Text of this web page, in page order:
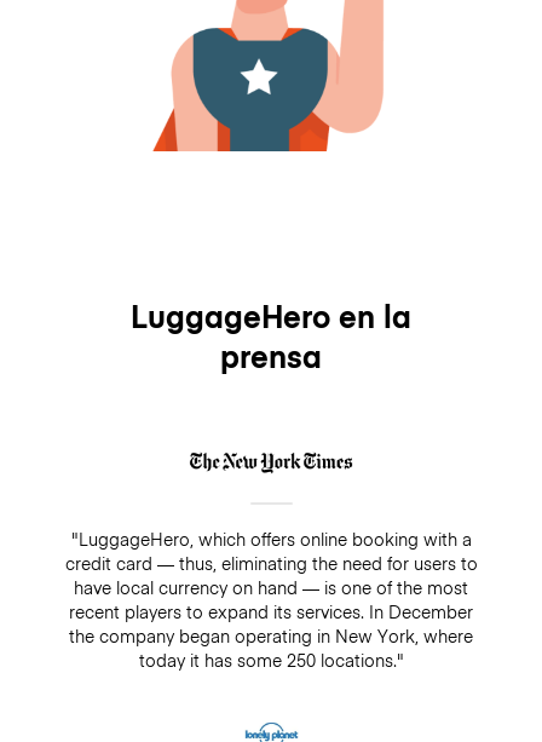
LuggageHero en la
prensa
"LuggageHero, which offers online booking with a
credit card — thus, eliminating the need for users to
have local currency on hand — is one of the most
recent players to expand its services. In December
the company began operating in New York, where
today it has some 250 locations."